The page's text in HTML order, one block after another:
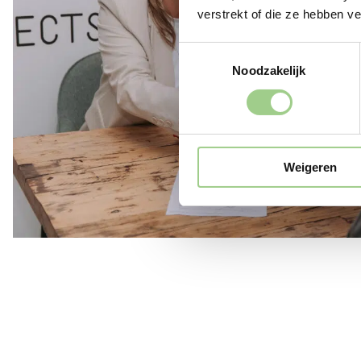
verstrekt of die ze hebben
Noodzakelijk
Weigeren